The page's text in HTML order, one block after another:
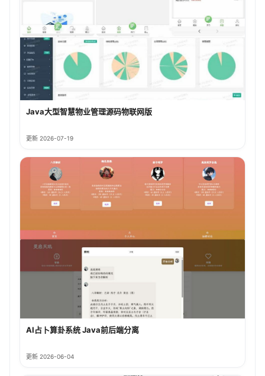
Java大型智慧物业管理源码物联网版
更新 2026-07-19
AI占卜算卦系统 Java前后端分离
更新 2026-06-04